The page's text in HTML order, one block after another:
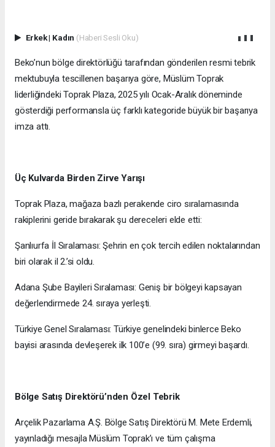
Erkek| Kadın (Haberi Sesli Oku)
Beko’nun bölge direktörlüğü tarafından gönderilen resmi tebrik
mektubuyla tescillenen başarıya göre, Müslüm Toprak
liderliğindeki Toprak Plaza, 2025 yılı Ocak-Aralık döneminde
gösterdiği performansla üç farklı kategoride büyük bir başarıya
imza attı.
Üç Kulvarda Birden Zirve Yarışı
Toprak Plaza, mağaza bazlı perakende ciro sıralamasında
rakiplerini geride bırakarak şu dereceleri elde etti:
Şanlıurfa İl Sıralaması: Şehrin en çok tercih edilen noktalarından
biri olarak il 2.’si oldu.
Adana Şube Bayileri Sıralaması: Geniş bir bölgeyi kapsayan
değerlendirmede 24. sıraya yerleşti.
Türkiye Genel Sıralaması: Türkiye genelindeki binlerce Beko
bayisi arasında devleşerek ilk 100’e (99. sıra) girmeyi başardı.
Bölge Satış Direktörü’nden Özel Tebrik
Arçelik Pazarlama A.Ş. Bölge Satış Direktörü M. Mete Erdemli,
yayınladığı mesajla Müslüm Toprak’ı ve tüm çalışma